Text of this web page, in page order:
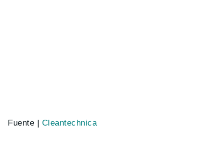
Fuente | Cleantechnica